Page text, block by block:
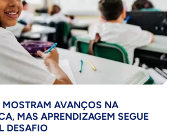
MOSTRAM AVANÇOS NA
MAS APRENDIZAGEM SEGUE
DESAFIO